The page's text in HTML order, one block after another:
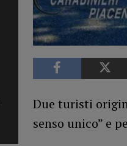
Due turisti
senso unico” e